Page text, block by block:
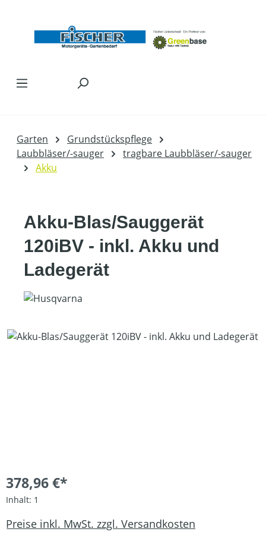
Garten
Grundstückspflege
Laubbläser/-sauger
tragbare Laubbläser/-sauger
Akku
Akku-Blas/Sauggerät
120iBV - inkl. Akku und
Ladegerät
Bildergalerie überspringen
378,96 €*
Inhalt: 1
Preise inkl. MwSt. zzgl. Versandkosten